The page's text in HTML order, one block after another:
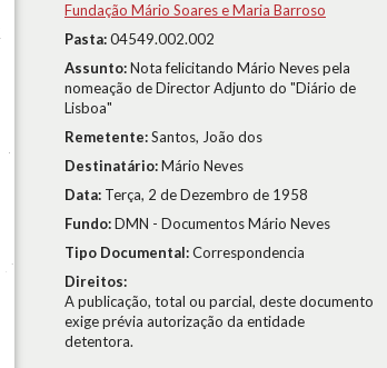
Fundação Mário Soares e Maria Barroso
Pasta:04549.002.002
Assunto:Nota felicitando Mário Neves pela
nomeação de Director Adjunto do "Diário de
Lisboa"
Remetente:Santos, João dos
Destinatário:Mário Neves
Data: Terça, 2 de Dezembro de 1958
Fundo:DMN - Documentos Mário Neves
Tipo Documental:Correspondencia
Direitos:
A publicação, total ou parcial, deste documento
exige prévia autorização da entidade
detentora.